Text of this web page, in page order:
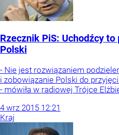
Rzecznik PiS: Uchodźcy to
Polski
- Nie jest rozwiązaniem
i zobowiązanie Polski do
- mówiła w radiowej Trójce
4 wrz 2015 12:21
Kraj